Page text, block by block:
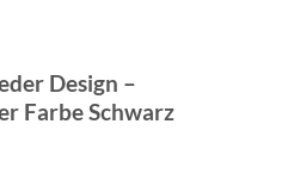
Design –
Farbe Schwarz